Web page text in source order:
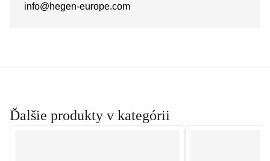
info@hegen-europe.com
Ďalšie produkty v kategórii